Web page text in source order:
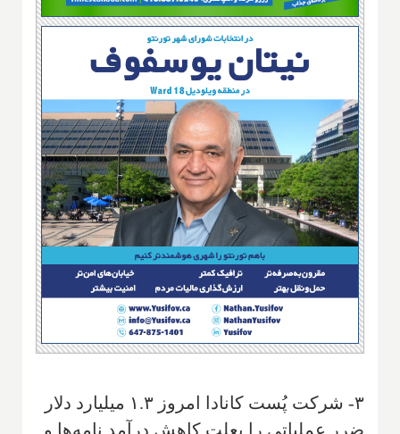
۳- شرکت پُست کانادا امروز ۱.۳ میلیارد دلار
ضرر عملیاتی را بعلت کاهش درآمد نامه‌ها و